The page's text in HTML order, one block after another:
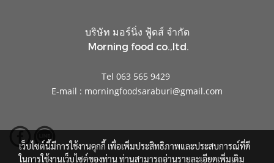
บริษัท มอร์นิ่ง ฟู้ดส์ จำกัด
Morning food co.,ltd.
Tel 063 565 9429
E-mail : morningfoodsaraburi@gmail.com
เว็บไซต์นี้มีการใช้งานคุกกี้ เพื่อเพิ่มประสิทธิภาพและประสบการณ์ที่ดี
ในการใช้งานเว็บไซต์ของท่าน ท่านสามารถอ่านรายละเอียดเพิ่มเติม